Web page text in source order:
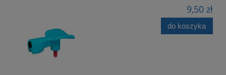
9,50 zł
do koszyka